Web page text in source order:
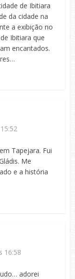
de Ibitiara
da cidade na
a exibição no
Ibitiara que
encantados.
Tapejara. Fui
Me
e a história
16:58
adorei